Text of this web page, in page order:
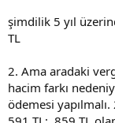
şimdilik 5 yıl
TL
2. Ama aradaki
hacim farkı
ödemesi